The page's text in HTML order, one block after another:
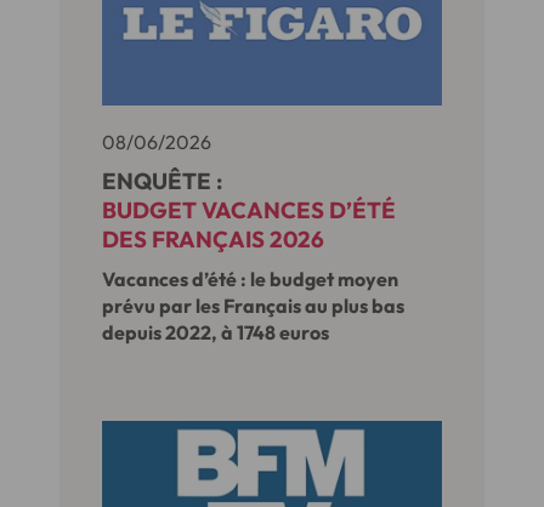
08/06/2026
ENQUÊTE :
BUDGET VACANCES D’ÉTÉ
DES FRANÇAIS 2026
Vacances d’été : le budget moyen
prévu par les Français au plus bas
depuis 2022, à 1748 euros